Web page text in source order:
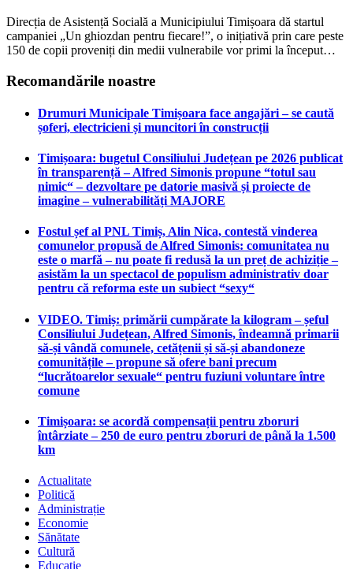
Direcția de Asistență Socială a Municipiului Timișoara dă startul
campaniei „Un ghiozdan pentru fiecare!”, o inițiativă prin care peste
150 de copii proveniți din medii vulnerabile vor primi la început…
Recomandările noastre
Drumuri Municipale Timișoara face angajări – se caută
șoferi, electricieni și muncitori în construcții
Timișoara: bugetul Consiliului Județean pe 2026 publicat
în transparență – Alfred Simonis propune “totul sau
nimic“ – dezvoltare pe datorie masivă și proiecte de
imagine – vulnerabilități MAJORE
Fostul șef al PNL Timiș, Alin Nica, contestă vinderea
comunelor propusă de Alfred Simonis: comunitatea nu
este o marfă – nu poate fi redusă la un preț de achiziție –
asistăm la un spectacol de populism administrativ doar
pentru că reforma este un subiect “sexy“
VIDEO. Timiș: primării cumpărate la kilogram – șeful
Consiliului Județean, Alfred Simonis, îndeamnă primarii
să-și vândă comunele, cetățenii și să-și abandoneze
comunitățile – propune să ofere bani precum
“lucrătoarelor sexuale“ pentru fuziuni voluntare între
comune
Timișoara: se acordă compensații pentru zboruri
întârziate – 250 de euro pentru zboruri de până la 1.500
km
Actualitate
Politică
Administrație
Economie
Sănătate
Cultură
Educație